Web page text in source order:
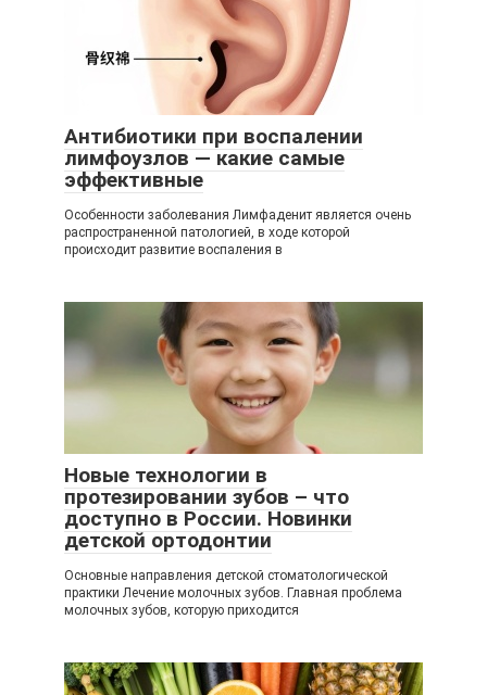
Антибиотики при воспалении
лимфоузлов — какие самые
эффективные
Особенности заболевания Лимфаденит является очень
распространенной патологией, в ходе которой
происходит развитие воспаления в
Новые технологии в
протезировании зубов – что
доступно в России. Новинки
детской ортодонтии
Основные направления детской стоматологической
практики Лечение молочных зубов. Главная проблема
молочных зубов, которую приходится